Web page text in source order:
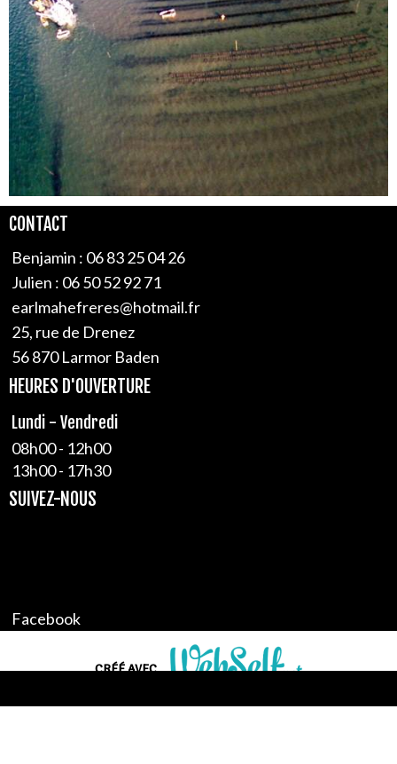
CONTACT
Benjamin : 06 83 25 04 26
Julien : 06 50 52 92 71
earlmahefreres@hotmail.fr
25, rue de Drenez
56 870 Larmor Baden
HEURES D'OUVERTURE
Lundi - Vendredi
08h00 - 12h00
13h00 - 17h30
SUIVEZ-NOUS
Facebook
CRÉÉ AVEC